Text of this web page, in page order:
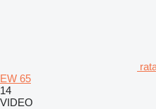
EW 65
14
VIDEO